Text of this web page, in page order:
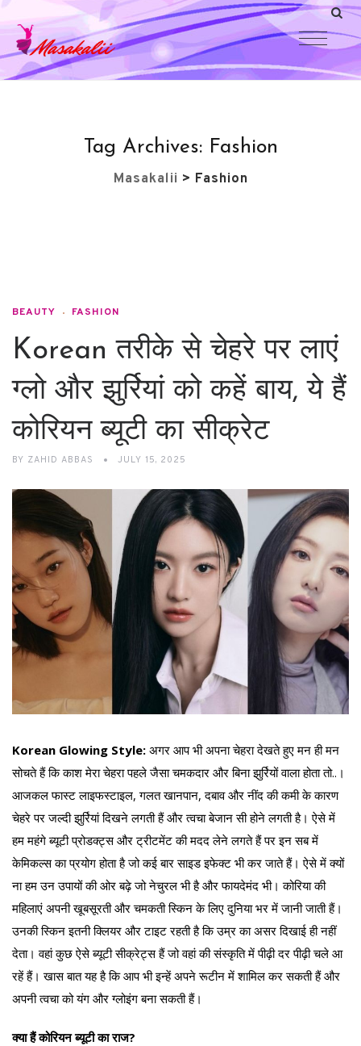
Tag Archives: Fashion
Masakalii > Fashion
BEAUTY FASHION
Korean तरीके से चेहरे पर लाएं
ग्लो और झुर्रियां को कहें बाय, ये हैं
कोरियन ब्यूटी का सीक्रेट
BY ZAHID ABBAS JULY 15, 2025
Korean Glowing Style: अगर आप भी अपना चेहरा देखते हुए मन ही मन
सोचते हैं कि काश मेरा चेहरा पहले जैसा चमकदार और बिना झुर्रियों वाला होता तो..।
आजकल फास्ट लाइफस्टाइल, गलत खानपान, दबाव और नींद की कमी के कारण
चेहरे पर जल्दी झुर्रियां दिखने लगती हैं और त्वचा बेजान सी होने लगती है। ऐसे में
हम महंगे ब्यूटी प्रोडक्ट्स और ट्रीटमेंट की मदद लेने लगते हैं पर इन सब में
केमिकल्स का प्रयोग होता है जो कई बार साइड इफेक्ट भी कर जाते हैं। ऐसे में क्यों
ना हम उन उपायों की ओर बढ़े जो नेचुरल भी है और फायदेमंद भी। कोरिया की
महिलाएं अपनी खूबसूरती और चमकती स्किन के लिए दुनिया भर में जानी जाती हैं।
उनकी स्किन इतनी क्लियर और टाइट रहती है कि उम्र का असर दिखाई ही नहीं
देता। वहां कुछ ऐसे ब्यूटी सीक्रेट्स हैं जो वहां की संस्कृति में पीढ़ी दर पीढ़ी चले आ
रहें हैं। खास बात यह है कि आप भी इन्हें अपने रूटीन में शामिल कर सकती हैं और
अपनी त्वचा को यंग और ग्लोइंग बना सकती हैं।
क्या हैं कोरियन ब्यूटी का राज?